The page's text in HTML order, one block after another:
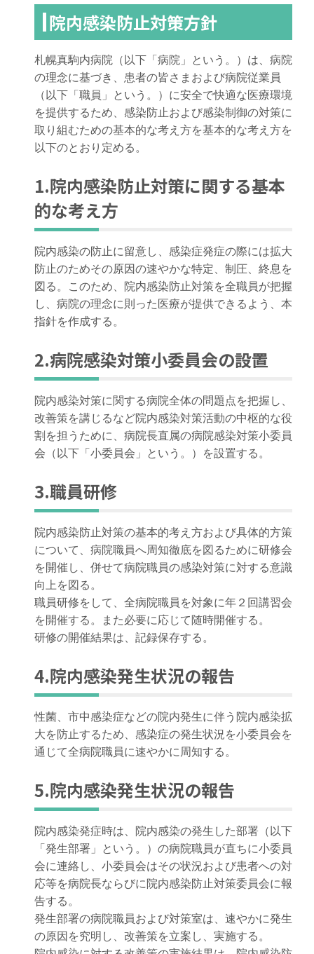
院内感染防止対策方針
札幌真駒内病院（以下「病院」という。）は、病院
の理念に基づき、患者の皆さまおよび病院従業員
（以下「職員」という。）に安全で快適な医療環境
を提供するため、感染防止および感染制御の対策に
取り組むための基本的な考え方を基本的な考え方を
以下のとおり定める。
1.院内感染防止対策に関する基本
的な考え方
院内感染の防止に留意し、感染症発症の際には拡大
防止のためその原因の速やかな特定、制圧、終息を
図る。このため、院内感染防止対策を全職員が把握
し、病院の理念に則った医療が提供できるよう、本
指針を作成する。
2.病院感染対策小委員会の設置
院内感染対策に関する病院全体の問題点を把握し、
改善策を講じるなど院内感染対策活動の中枢的な役
割を担うために、病院長直属の病院感染対策小委員
会（以下「小委員会」という。）を設置する。
3.職員研修
院内感染防止対策の基本的考え方および具体的方策
について、病院職員へ周知徹底を図るために研修会
を開催し、併せて病院職員の感染対策に対する意識
向上を図る。
職員研修をして、全病院職員を対象に年２回講習会
を開催する。また必要に応じて随時開催する。
研修の開催結果は、記録保存する。
4.院内感染発生状況の報告
性菌、市中感染症などの院内発生に伴う院内感染拡
大を防止するため、感染症の発生状況を小委員会を
通じて全病院職員に速やかに周知する。
5.院内感染発生状況の報告
院内感染発症時は、院内感染の発生した部署（以下
「発生部署」という。）の病院職員が直ちに小委員
会に連絡し、小委員会はその状況および患者への対
応等を病院長ならびに院内感染防止対策委員会に報
告する。
発生部署の病院職員および対策室は、速やかに発生
の原因を究明し、改善策を立案し、実施する。